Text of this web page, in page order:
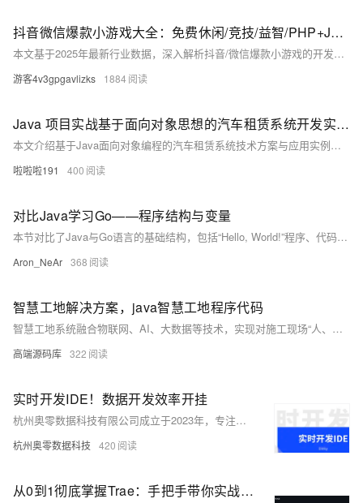
抖音微信爆款小游戏大全：免费休闲/竞技/益智/PHP+Java全筏开源开发
本文基于2025年最新行业数据，深入解析抖音/微信爆款小游戏的开发逻辑，重点讲解PHP+Java双引擎架构实战，涵盖技术选型、架构设计、性能优化与开源生态，提供完整开源工具链，助力开发者从理论到落地打造高留存、高并发的小游戏产品。
游客4v3gpgavlizks 1884
Java 项目实战基于面向对象思想的汽车租赁系统开发实例 汽车租赁系统 Java 面向对象项目实战
本文介绍基于Java面向对象编程的汽车租赁系统技术方案与应用实例，涵盖系统功能需求分析、类设计、数据库设计及具体代码实现，帮助开发者掌握Java在实际项目中的应用。
啦啦啦191 400
对比Java学习Go——程序结构与变量
本节对比了Java与Go语言的基础结构，包括“Hello, World!”程序、代码组织方式、入口函数定义、基本数据类型及变量声明方式。Java强调严格的面向对象结构，所有代码需置于类中，入口方法需严格符合`public static void main(String[] args)`格式；而Go语言结构更简洁，使用包和函数组织代码，入口函数为`func main()`。两种语言在变量声明、常量定义、类型系统等方面也存在显著差异，体现了各自的设计哲学。
Aron_NeAr 368
智慧工地解决方案，java智慧工地程序代码
智慧工地系统融合物联网、AI、大数据等技术，实现对施工现场“人、机、料、法、环”的全面智能监控与管理，提升安全、效率与决策水平。
高端源码库 322
实时开发IDE！数据开发效率开挂
杭州奥零数据科技有限公司成立于2023年，专注于数据中台业务，维护开源项目AllData并提供商业版解决方案。AllData提供数据集成、存储、开发、治理及BI展示等一站式服务，支持AI大模型应用，助力企业高效利用数据价值。
杭州奥零数据科技 420
从0到1彻底掌握Trae：手把手带你实战开发AI Chatbot，提升开发效率的必备指南！